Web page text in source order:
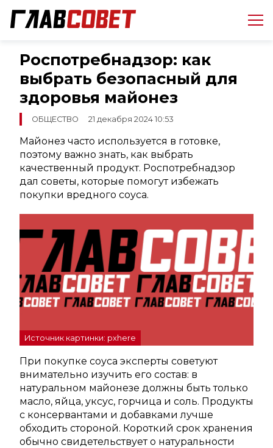
Роспотребнадзор: как
выбрать безопасный для
здоровья майонез
ОБЩЕСТВО 21 декабря 2024 10:53
Майонез часто используется в готовке,
поэтому важно знать, как выбрать
качественный продукт. Роспотребнадзор
дал советы, которые помогут избежать
покупки вредного соуса.
Источник картинки: pxhere
При покупке соуса эксперты советуют
внимательно изучить его состав: в
натуральном майонезе должны быть только
масло, яйца, уксус, горчица и соль. Продукты
с консервантами и добавками лучше
обходить стороной. Короткий срок хранения
обычно свидетельствует о натуральности